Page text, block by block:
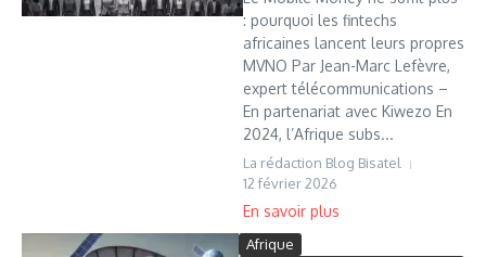
: pourquoi les fintechs
africaines lancent leurs propres
MVNO Par Jean-Marc Lefèvre,
expert télécommunications –
En partenariat avec Kiwezo En
2024, l’Afrique subs...
La rédaction Blog Bisatel
12 février 2026
Afrique